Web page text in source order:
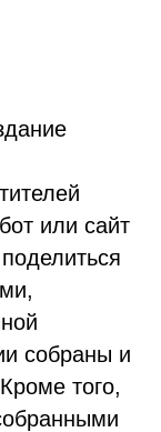
или сайт
собраны и
того,